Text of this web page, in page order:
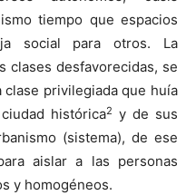
tiempo que espacios
social para otros. La
clases desfavorecidas, se
privilegiada que huía
histórica2 y de sus
(sistema), de ese
aislar a las personas
y homogéneos.